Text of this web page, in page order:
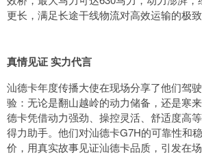
更长，满足长途干线物流对高效运输的极致
真情见证 实力代言
汕德卡年度传播大使在现场分享了他们驾
验：无论是翻山越岭的动力储备，还是寒
德卡凭借动力强劲、操控灵活、舒适度高
得力助手。他们对汕德卡G7H的可靠性和
价，用真实故事见证汕德卡品质，引发在场